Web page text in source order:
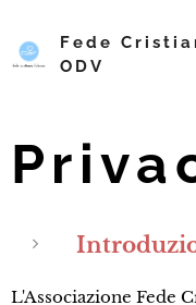
Fede
ODV
L'Associazione Fede